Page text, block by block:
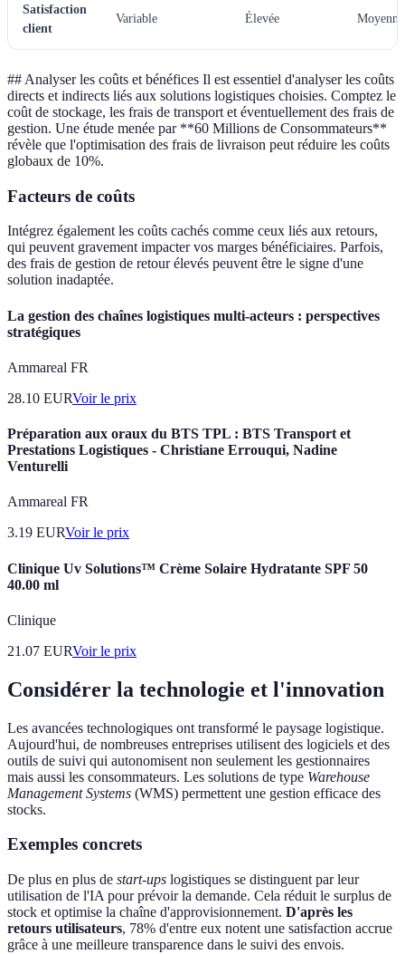
Satisfaction
client
Variable Élevée Moyenne
## Analyser les coûts et bénéfices Il est essentiel d'analyser les coûts
directs et indirects liés aux solutions logistiques choisies. Comptez le
coût de stockage, les frais de transport et éventuellement des frais de
gestion. Une étude menée par **60 Millions de Consommateurs**
révèle que l'optimisation des frais de livraison peut réduire les coûts
globaux de 10%.
Facteurs de coûts
Intégrez également les coûts cachés comme ceux liés aux retours,
qui peuvent gravement impacter vos marges bénéficiaires. Parfois,
des frais de gestion de retour élevés peuvent être le signe d'une
solution inadaptée.
La gestion des chaînes logistiques multi-acteurs : perspectives
stratégiques
Ammareal FR
28.10 EURVoir le prix
Préparation aux oraux du BTS TPL : BTS Transport et
Prestations Logistiques - Christiane Errouqui, Nadine
Venturelli
Ammareal FR
3.19 EURVoir le prix
Clinique Uv Solutions™ Crème Solaire Hydratante SPF 50
40.00 ml
Clinique
21.07 EURVoir le prix
Considérer la technologie et l'innovation
Les avancées technologiques ont transformé le paysage logistique.
Aujourd'hui, de nombreuses entreprises utilisent des logiciels et des
outils de suivi qui autonomisent non seulement les gestionnaires
mais aussi les consommateurs. Les solutions de type Warehouse
Management Systems (WMS) permettent une gestion efficace des
stocks.
Exemples concrets
De plus en plus de start-ups logistiques se distinguent par leur
utilisation de l'IA pour prévoir la demande. Cela réduit le surplus de
stock et optimise la chaîne d'approvisionnement. D'après les
retours utilisateurs, 78% d'entre eux notent une satisfaction accrue
grâce à une meilleure transparence dans le suivi des envois.